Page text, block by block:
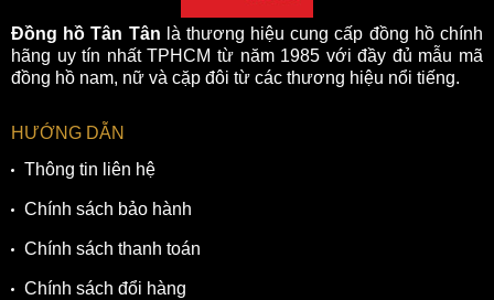
Bộ vỏ thép chắc chắn với phần niềng mạ màu vàng hồng
nổi bật
dài hiện đại, sang trọng dành cho những quý cô yêu thích
kết với nhau giúp cho dây đeo uyển chuyển và mềm mại,
trên cổ tay xen kẽ màu vàng hồng-bạc tạo hiệu ứng màu
bằng gọn gàng với nút bấm tiện lợi dễ dàng đóng-mở giúp
dây đeo chắc chắn, ôm trọn cổ tay của các cô nàng.
Đồng hồ Tân Tân là thương hiệu cung cấp đồng hồ chính
hãng uy tín nhất TPHCM từ năm 1985 với đầy đủ mẫu mã
đồng hồ nam, nữ và cặp đôi từ các thương hiệu nổi tiếng.
HƯỚNG DẪN
Thông tin liên hệ
Chính sách bảo hành
Chính sách thanh toán
Chính sách đổi hàng